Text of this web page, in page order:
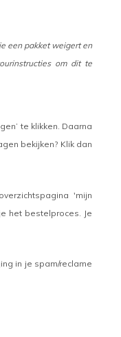
een pakket weigert en
om dit te
te klikken. Daarna
bekijken? Klik dan
'mijn
het bestelproces. Je
in je spam/reclame